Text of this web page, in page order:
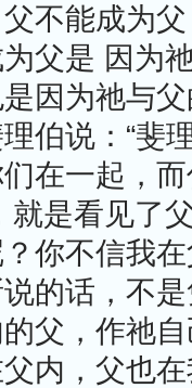
不能成为
父是 因为
因为祂与
伯说：“斐
在一起，
就是看见了
你不信我
的话，不
父，作祂
内，父也